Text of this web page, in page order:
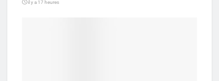
il y a 17 heures